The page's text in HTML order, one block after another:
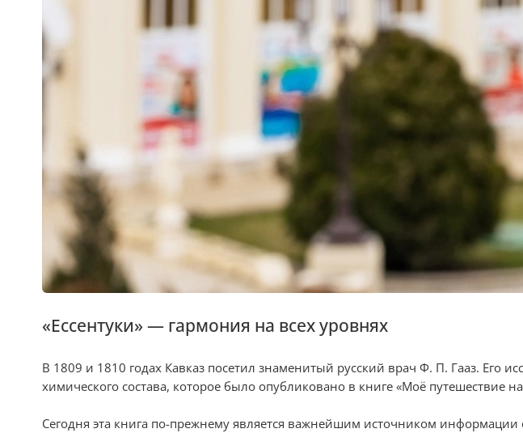
«Ессентуки» — гармония на всех уровнях
В 1809 и 1810 годах Кавказ посетил знаменитый русский врач Ф. П. Гааз. Его
химического состава, которое было опубликовано в книге «Моё путешествие
Сегодня эта книга по-прежнему является важнейшим источником